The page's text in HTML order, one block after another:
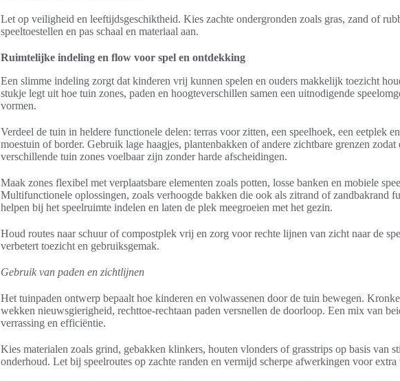
Let op veiligheid en leeftijdsgeschiktheid. Kies zachte ondergronden zoals gras, zand of
speeltoestellen en pas schaal en materiaal aan.
Ruimtelijke indeling en flow voor spel en ontdekking
Een slimme indeling zorgt dat kinderen vrij kunnen spelen en ouders makkelijk toezicht
stukje legt uit hoe tuin zones, paden en hoogteverschillen samen een uitnodigende
vormen.
Verdeel de tuin in heldere functionele delen: terras voor zitten, een speelhoek, een eetplek
moestuin of border. Gebruik lage haagjes, plantenbakken of andere zichtbare grenzen zodat
verschillende tuin zones voelbaar zijn zonder harde afscheidingen.
Maak zones flexibel met verplaatsbare elementen zoals potten, losse banken en mobiele
Multifunctionele oplossingen, zoals verhoogde bakken die ook als zitrand of zandbakrand
helpen bij het speelruimte indelen en laten de plek meegroeien met het gezin.
Houd routes naar schuur of compostplek vrij en zorg voor rechte lijnen van zicht naar de
verbetert toezicht en gebruiksgemak.
Gebruik van paden en zichtlijnen
Het tuinpaden ontwerp bepaalt hoe kinderen en volwassenen door de tuin bewegen.
wekken nieuwsgierigheid, rechttoe-rechtaan paden versnellen de doorloop. Een mix van
verrassing en efficiëntie.
Kies materialen zoals grind, gebakken klinkers, houten vlonders of grasstrips op basis van
onderhoud. Let bij speelroutes op zachte randen en vermijd scherpe afwerkingen voor